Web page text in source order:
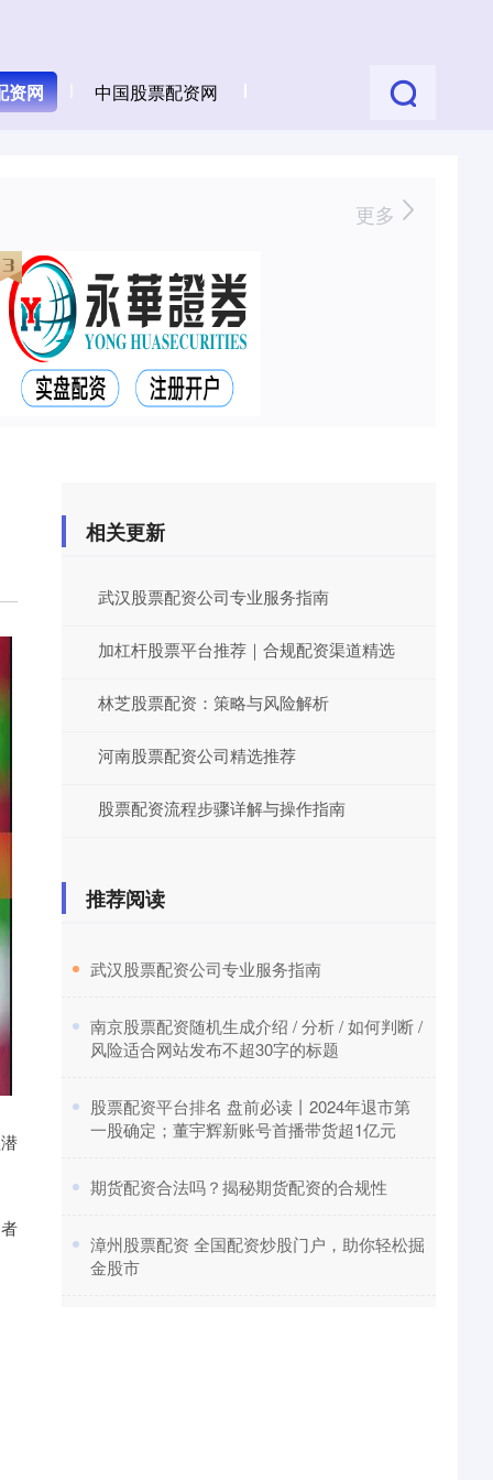
资网 中国股票配资网
更多
相关更新
武汉股票配资公司专业服务指南
加杠杆股票平台推荐｜合规配资渠道精选
林芝股票配资：策略与风险解析
河南股票配资公司精选推荐
股票配资流程步骤详解与操作指南
推荐阅读
​武汉股票配资公司专业服务指南
​南京股票配资随机生成介绍 / 分析 / 如何判断 /
风险适合网站发布不超30字的标题
​股票配资平台排名 盘前必读丨2024年退市第
一股确定；董宇辉新账号首播带货超1亿元
​期货配资合法吗？揭秘期货配资的合规性
​漳州股票配资 全国配资炒股门户，助你轻松掘
金股市